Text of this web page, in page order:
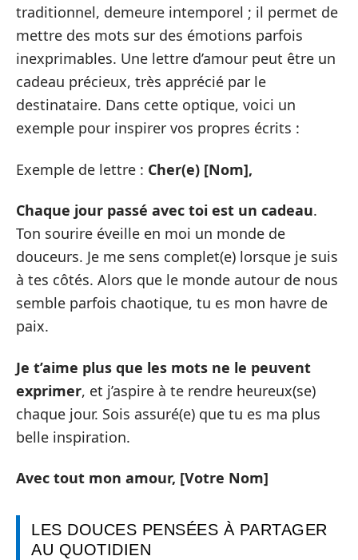
traditionnel, demeure intemporel ; il permet de
mettre des mots sur des émotions parfois
inexprimables. Une lettre d’amour peut être un
cadeau précieux, très apprécié par le
destinataire. Dans cette optique, voici un
exemple pour inspirer vos propres écrits :
Exemple de lettre : Cher(e) [Nom],
Chaque jour passé avec toi est un cadeau.
Ton sourire éveille en moi un monde de
douceurs. Je me sens complet(e) lorsque je suis
à tes côtés. Alors que le monde autour de nous
semble parfois chaotique, tu es mon havre de
paix.
Je t’aime plus que les mots ne le peuvent
exprimer, et j’aspire à te rendre heureux(se)
chaque jour. Sois assuré(e) que tu es ma plus
belle inspiration.
Avec tout mon amour, [Votre Nom]
LES DOUCES PENSÉES À PARTAGER
AU QUOTIDIEN